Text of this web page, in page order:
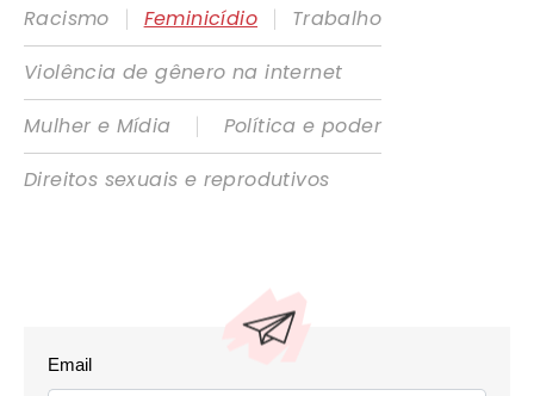
Racismo
| Feminicídio |
Trabalho
Violência de gênero na internet
Mulher e Mídia
|
Política e poder
Direitos sexuais e reprodutivos